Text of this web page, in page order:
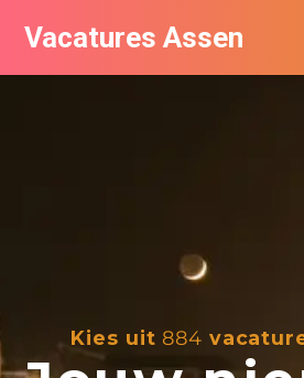
Vacatures Assen
Kies uit 884
Vacatures per bedrijf